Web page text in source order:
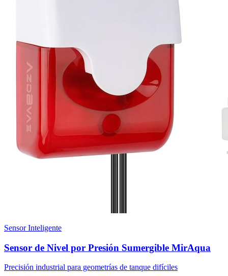
Sensor Inteligente
Sensor de Nivel por Presión Sumergible MirAqua
Precisión industrial para geometrías de tanque difíciles